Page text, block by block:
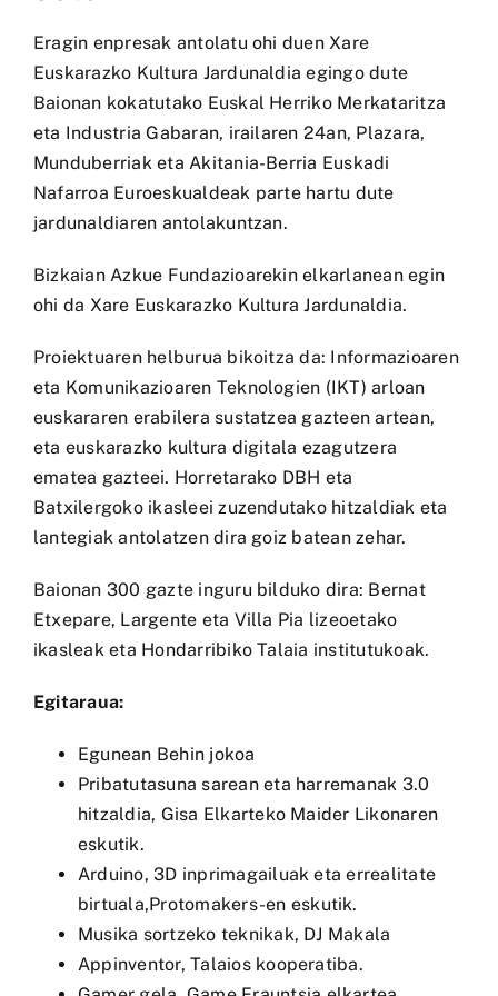
Eragin enpresak antolatu ohi duen Xare
Euskarazko Kultura Jardunaldia egingo dute
Baionan kokatutako Euskal Herriko Merkataritza
eta Industria Gabaran, irailaren 24an, Plazara,
Munduberriak eta Akitania-Berria Euskadi
Nafarroa Euroeskualdeak parte hartu dute
jardunaldiaren antolakuntzan.
Bizkaian Azkue Fundazioarekin elkarlanean egin
ohi da Xare Euskarazko Kultura Jardunaldia.
Proiektuaren helburua bikoitza da: Informazioaren
eta Komunikazioaren Teknologien (IKT) arloan
euskararen erabilera sustatzea gazteen artean,
eta euskarazko kultura digitala ezagutzera
ematea gazteei. Horretarako DBH eta
Batxilergoko ikasleei zuzendutako hitzaldiak eta
lantegiak antolatzen dira goiz batean zehar.
Baionan 300 gazte inguru bilduko dira: Bernat
Etxepare, Largente eta Villa Pia lizeoetako
ikasleak eta Hondarribiko Talaia institutukoak.
Egitaraua:
Egunean Behin jokoa
Pribatutasuna sarean eta harremanak 3.0
hitzaldia, Gisa Elkarteko Maider Likonaren
eskutik.
Arduino, 3D inprimagailuak eta errealitate
birtuala,Protomakers-en eskutik.
Musika sortzeko teknikak, DJ Makala
Appinventor,Talaioskooperatiba.